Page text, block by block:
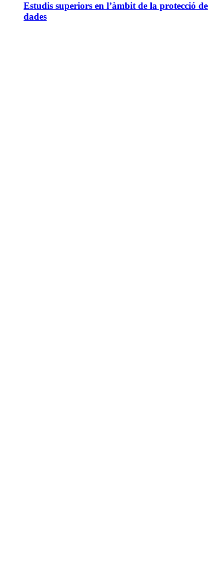
Estudis superiors en l’àmbit de la protecció de
dades